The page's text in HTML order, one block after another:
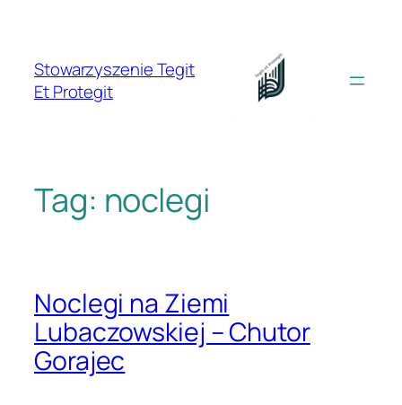
treściStowarzyszenie Tegit
Et Protegit
Tag: noclegi
Noclegi na Ziemi
Lubaczowskiej – Chutor
Gorajec